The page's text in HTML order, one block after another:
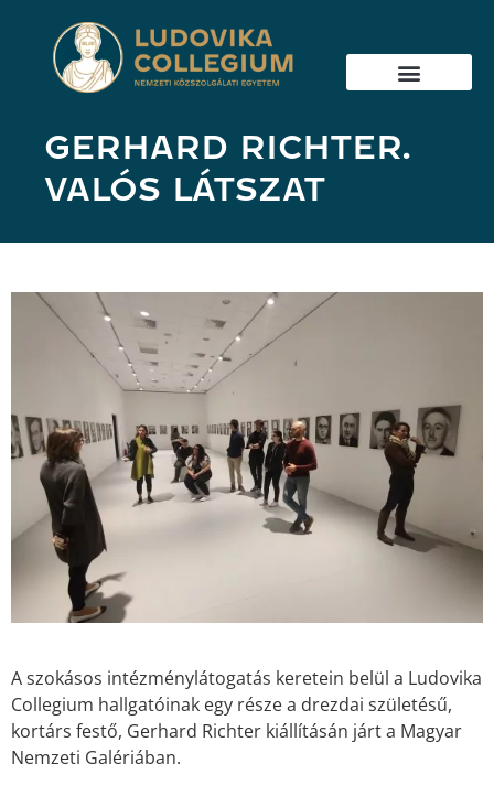
GERHARD RICHTER.
VALÓS LÁTSZAT
A szokásos intézménylátogatás keretein belül a Ludovika
Collegium hallgatóinak egy része a drezdai születésű,
kortárs festő, Gerhard Richter kiállításán járt a Magyar
Nemzeti Galériában.